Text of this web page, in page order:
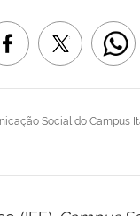
Social do Campus